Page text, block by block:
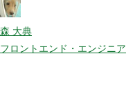
森 大典
フロントエンド・エンジニア